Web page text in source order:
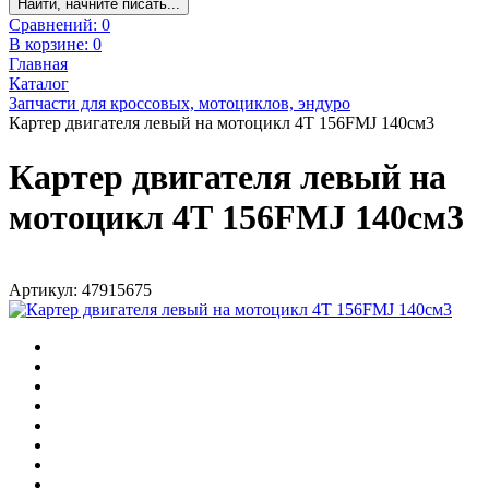
Найти, начните писать...
Сравнений: 0
В корзине: 0
Главная
Каталог
Запчасти для кроссовых, мотоциклов, эндуро
Картер двигателя левый на мотоцикл 4Т 156FMJ 140см3
Картер двигателя левый на
мотоцикл 4Т 156FMJ 140см3
Артикул: 47915675